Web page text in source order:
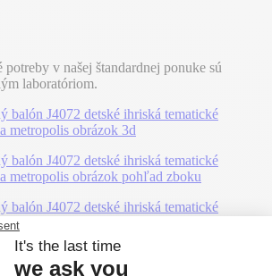
v našej štandardnej ponuke sú
laboratóriom.